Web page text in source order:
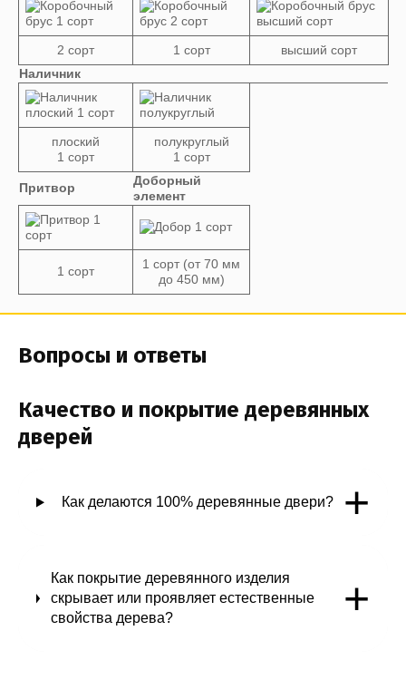
2 сорт 1 сорт
высший сорт
Наличник
плоский
1 сорт
полукруглый
1 сорт
Притвор
Доборный
элемент
1 сорт
1 сорт (от 70 мм
до 450 мм)
Вопросы и ответы
Качество и покрытие деревянных
дверей
Как делаются 100% деревянные двери? +
Как покрытие деревянного изделия
скрывает или проявляет естественные
свойства дерева?
+